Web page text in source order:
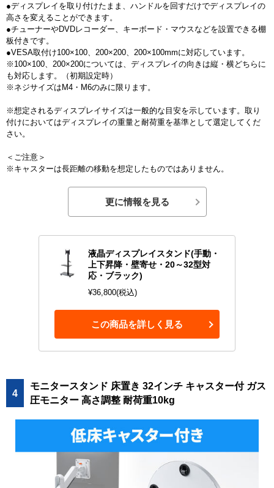
●ディスプレイを取り付けたまま、ハンドルを回すだけでディスプレイの
高さを変えることができます。
●チューナーやDVDレコーダー、キーボード・マウスなどを設置できる棚
板付きです。
●VESA取付け100×100、200×200、200×100mmに対応しています。
※100×100、200×200については、ディスプレイの向きは縦・横どちらに
も対応します。（初期設定時）
※ネジサイズはM4・M6のみに限ります。
※想定されるディスプレイサイズは一般的な目安を示しています。取り
付けにおいてはディスプレイの重量と耐荷重を基準として選定してくだ
さい。
＜ご注意＞
※キャスターは長距離の移動を想定したものではありません。
更に情報を見る
液晶ディスプレイスタンド(手動・
上下昇降・壁寄せ・20～32型対
応・ブラック)
¥36,800(税込)
この商品を詳しく見る
4
モニタースタンド 床置き 32インチ キャスター付 ガス
圧モニター 高さ調整 耐荷重10kg